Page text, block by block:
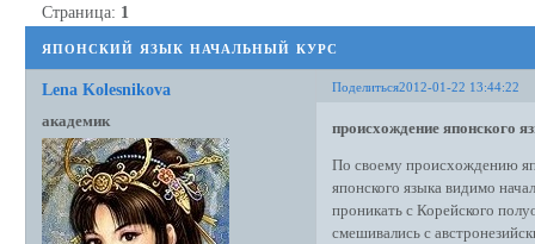
японский язык начальный курс
Страница: 1
Поделиться2012-01-22 13:44:22
Lena Kolesnikova
академик происхождение японского
По своему происхождению
японского языка видимо
проникать с Корейского
смешивались с